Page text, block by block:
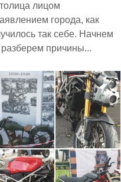
лицом
города, как
так себе. Начнем
разберем причины...